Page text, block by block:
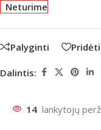
Neturime
Palyginti
Dalintis:
14 lankytojų